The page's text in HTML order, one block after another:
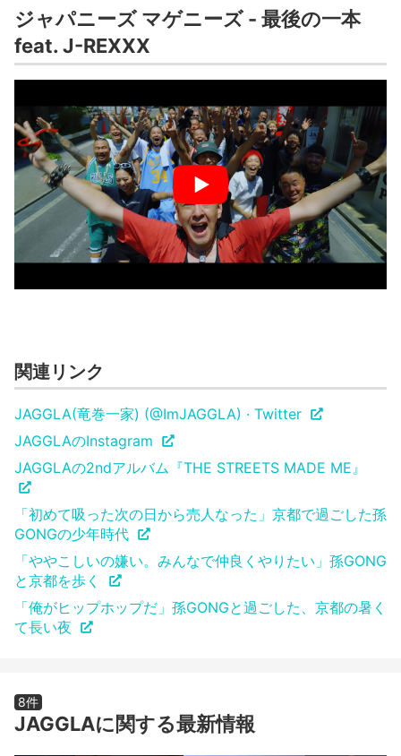
ジャパニーズ マゲニーズ - 最後の一本
feat. J-REXXX
関連リンク
JAGGLA(竜巻一家) (@ImJAGGLA) · Twitter
JAGGLAのInstagram
JAGGLAの2ndアルバム『THE STREETS MADE ME』
「初めて吸った次の日から売人なった」京都で過ごした孫
GONGの少年時代
「ややこしいの嫌い。みんなで仲良くやりたい」孫GONG
と京都を歩く
「俺がヒップホップだ」孫GONGと過ごした、京都の暑く
て長い夜
8件
JAGGLAに関する最新情報